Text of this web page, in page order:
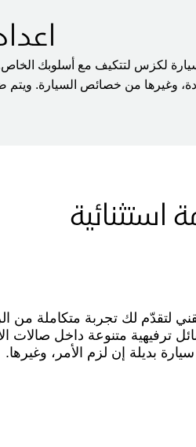
لكزس لتتكيف مع أسلوبك الخاص.
وغيرها من خصائص السيارة.
لتقدّم لك تجربة متكاملة من
ترفيهية متنوعة داخل صالات
بديلة إن لزم الأمر، وغيرها.